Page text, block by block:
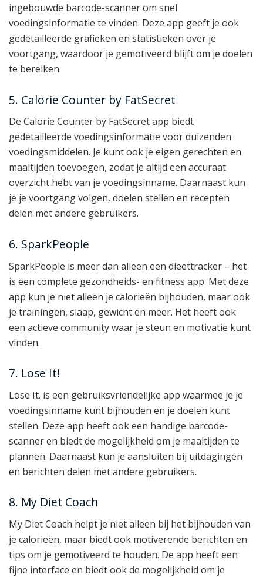
ingebouwde barcode-scanner om snel
voedingsinformatie te vinden. Deze app geeft je ook
gedetailleerde grafieken en statistieken over je
voortgang, waardoor je gemotiveerd blijft om je doelen
te bereiken.
5. Calorie Counter by FatSecret
De Calorie Counter by FatSecret app biedt
gedetailleerde voedingsinformatie voor duizenden
voedingsmiddelen. Je kunt ook je eigen gerechten en
maaltijden toevoegen, zodat je altijd een accuraat
overzicht hebt van je voedingsinname. Daarnaast kun
je je voortgang volgen, doelen stellen en recepten
delen met andere gebruikers.
6. SparkPeople
SparkPeople is meer dan alleen een dieettracker – het
is een complete gezondheids- en fitness app. Met deze
app kun je niet alleen je calorieën bijhouden, maar ook
je trainingen, slaap, gewicht en meer. Het heeft ook
een actieve community waar je steun en motivatie kunt
vinden.
7. Lose It!
Lose It. is een gebruiksvriendelijke app waarmee je je
voedingsinname kunt bijhouden en je doelen kunt
stellen. Deze app heeft ook een handige barcode-
scanner en biedt de mogelijkheid om je maaltijden te
plannen. Daarnaast kun je aansluiten bij uitdagingen
en berichten delen met andere gebruikers.
8. My Diet Coach
My Diet Coach helpt je niet alleen bij het bijhouden van
je calorieën, maar biedt ook motiverende berichten en
tips om je gemotiveerd te houden. De app heeft een
fijne interface en biedt ook de mogelijkheid om je